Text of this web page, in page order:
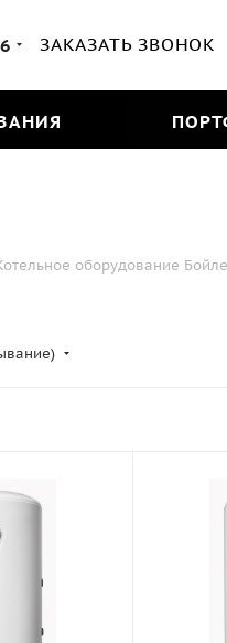
ЗАКАЗАТЬ ЗВОНОК
оборудование